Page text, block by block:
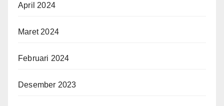
April 2024
Maret 2024
Februari 2024
Desember 2023